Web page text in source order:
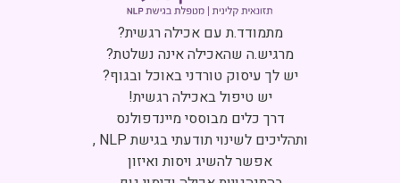
Click to accept marketing cookies and
enable this content